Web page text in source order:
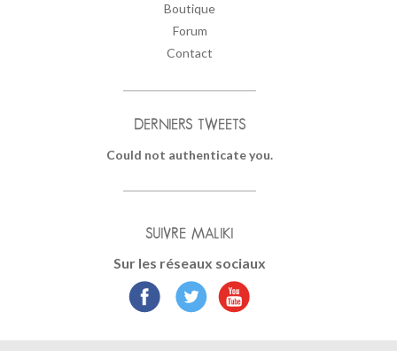
Boutique
Forum
Contact
DERNIERS TWEETS
Could not authenticate you.
SUIVRE MALIKI
Sur les réseaux sociaux